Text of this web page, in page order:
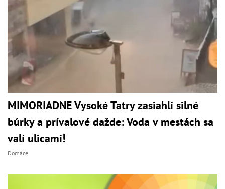
MIMORIADNE Vysoké Tatry zasiahli silné
búrky a prívalové dažde: Voda v mestách sa
valí ulicami!
Domáce